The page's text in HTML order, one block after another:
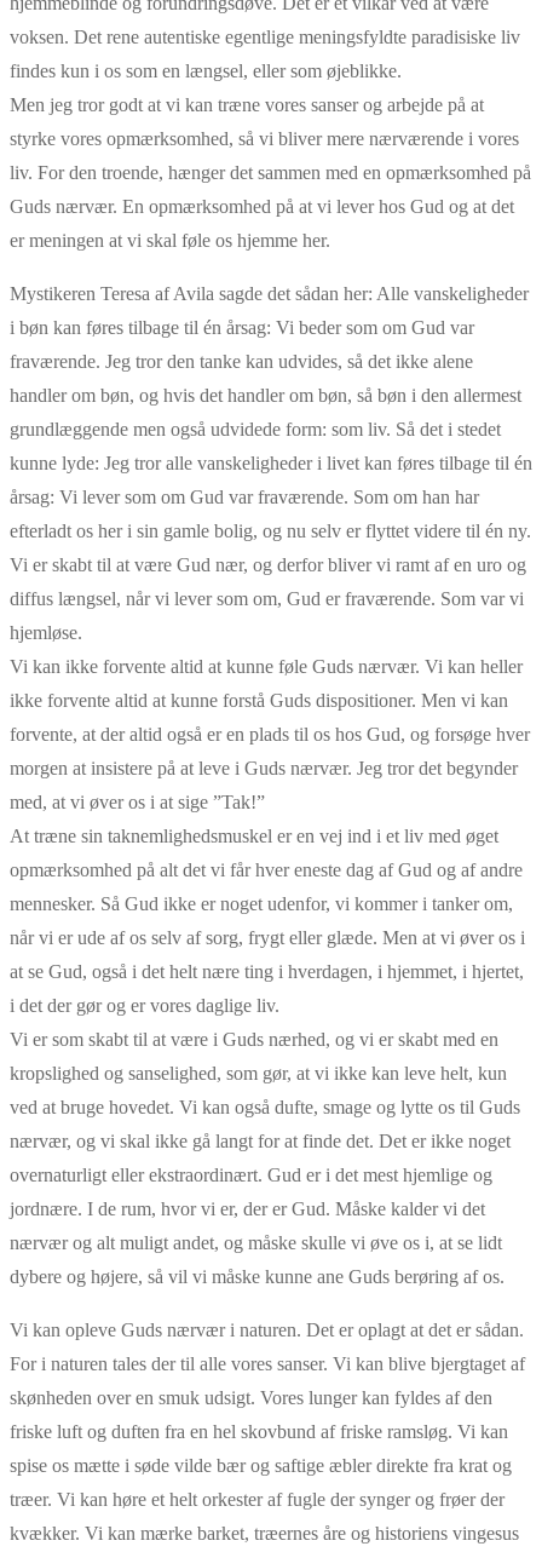
voksen. Det rene autentiske egentlige meningsfyldte paradisiske liv
findes kun i os som en længsel, eller som øjeblikke.
Men jeg tror godt at vi kan træne vores sanser og arbejde på at
styrke vores opmærksomhed, så vi bliver mere nærværende i vores
liv. For den troende, hænger det sammen med en opmærksomhed på
Guds nærvær. En opmærksomhed på at vi lever hos Gud og at det
er meningen at vi skal føle os hjemme her.
Mystikeren Teresa af Avila sagde det sådan her: Alle vanskeligheder
i bøn kan føres tilbage til én årsag: Vi beder som om Gud var
fraværende. Jeg tror den tanke kan udvides, så det ikke alene
handler om bøn, og hvis det handler om bøn, så bøn i den allermest
grundlæggende men også udvidede form: som liv. Så det i stedet
kunne lyde: Jeg tror alle vanskeligheder i livet kan føres tilbage til én
årsag: Vi lever som om Gud var fraværende. Som om han har
efterladt os her i sin gamle bolig, og nu selv er flyttet videre til én ny.
Vi er skabt til at være Gud nær, og derfor bliver vi ramt af en uro og
diffus længsel, når vi lever som om, Gud er fraværende. Som var vi
hjemløse.
Vi kan ikke forvente altid at kunne føle Guds nærvær. Vi kan heller
ikke forvente altid at kunne forstå Guds dispositioner. Men vi kan
forvente, at der altid også er en plads til os hos Gud, og forsøge hver
morgen at insistere på at leve i Guds nærvær. Jeg tror det begynder
med, at vi øver os i at sige ”Tak!”
At træne sin taknemlighedsmuskel er en vej ind i et liv med øget
opmærksomhed på alt det vi får hver eneste dag af Gud og af andre
mennesker. Så Gud ikke er noget udenfor, vi kommer i tanker om,
når vi er ude af os selv af sorg, frygt eller glæde. Men at vi øver os i
at se Gud, også i det helt nære ting i hverdagen, i hjemmet, i hjertet,
i det der gør og er vores daglige liv.
Vi er som skabt til at være i Guds nærhed, og vi er skabt med en
kropslighed og sanselighed, som gør, at vi ikke kan leve helt, kun
ved at bruge hovedet. Vi kan også dufte, smage og lytte os til Guds
nærvær, og vi skal ikke gå langt for at finde det. Det er ikke noget
overnaturligt eller ekstraordinært. Gud er i det mest hjemlige og
jordnære. I de rum, hvor vi er, der er Gud. Måske kalder vi det
nærvær og alt muligt andet, og måske skulle vi øve os i, at se lidt
dybere og højere, så vil vi måske kunne ane Guds berøring af os.
Vi kan opleve Guds nærvær i naturen. Det er oplagt at det er sådan.
For i naturen tales der til alle vores sanser. Vi kan blive bjergtaget af
skønheden over en smuk udsigt. Vores lunger kan fyldes af den
friske luft og duften fra en hel skovbund af friske ramsløg. Vi kan
spise os mætte i søde vilde bær og saftige æbler direkte fra krat og
træer. Vi kan høre et helt orkester af fugle der synger og frøer der
kvækker. Vi kan mærke barket, træernes åre og historiens vingesus